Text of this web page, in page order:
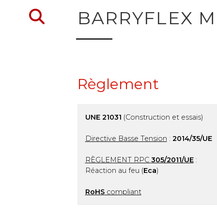
Retour à la recherche
BARRYFLEX
Règlement
UNE 21031 (Construction et essais)
Directive Basse Tension : 2014/35/UE
RÈGLEMENT RPC 305/2011/UE:
Réaction au feu (Eca)
RoHScompliant